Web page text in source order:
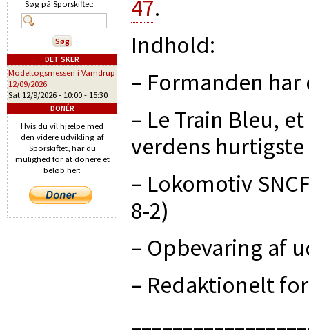
47.
Indhold:
– Formanden
– Le Train Bleu,
verdens
– Lokomotiv
8-2)
– Opbevaring af
– Redaktionelt for
Søg på Sporskiftet:
DET SKER
Modeltogsmessen i Vamdrup
12/09/2026
Sat 12/9/2026 - 10:00 - 15:30
DONÉR
Hvis du vil hjælpe med
den videre udvikling af
Sporskiftet, har du
mulighed for at donere et
beløb her: